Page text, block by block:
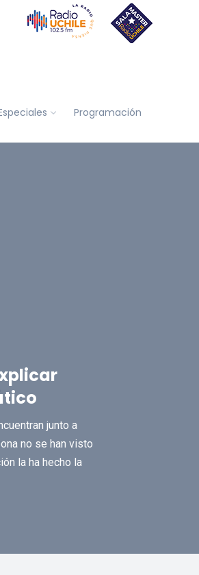
Programación
junto a
no se han visto
la ha hecho la